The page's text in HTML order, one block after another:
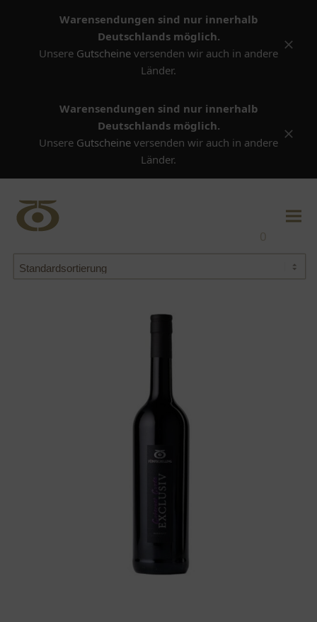
Warensendungen sind nur innerhalb
Deutschlands möglich.
Unsere Gutscheine versenden wir auch in andere
Länder.
Warensendungen sind nur innerhalb
Deutschlands möglich.
Unsere Gutscheine versenden wir auch in andere
Länder.